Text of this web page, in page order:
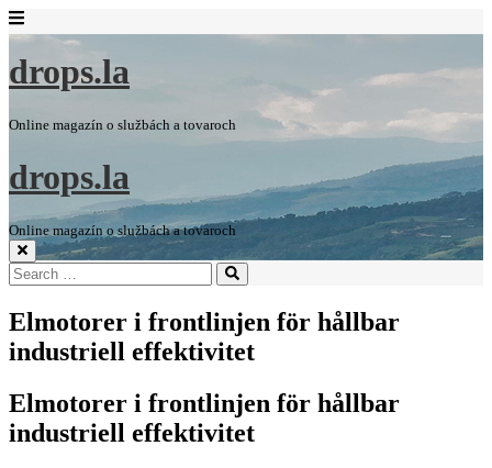
drops.la
Online magazín o službách a tovaroch
drops.la
Online magazín o službách a tovaroch
Search
for:
Search
Elmotorer i frontlinjen för hållbar
industriell effektivitet
Elmotorer i frontlinjen för hållbar
industriell effektivitet